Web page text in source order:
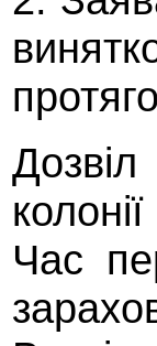
Час